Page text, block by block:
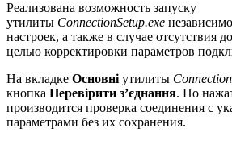
Реализована возможность запуску
утилиты ConnectionSetup.exe
настроек, а также в случае отсутствия
целью корректировки параметров
На вкладке Основні утилиты
кнопка Перевірити з’єднання. По
производится проверка соединения с
параметрами без их сохранения.